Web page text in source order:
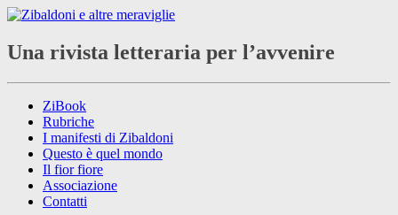
Una rivista letteraria per l’avvenire
ZiBook
Rubriche
I manifesti di Zibaldoni
Questo è quel mondo
Il fior fiore
Associazione
Contatti